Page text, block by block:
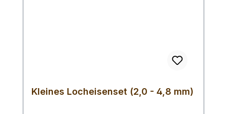
Kleines Locheisenset (2,0 - 4,8 mm)